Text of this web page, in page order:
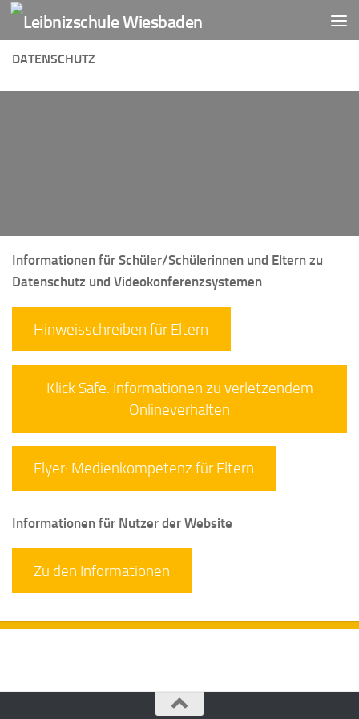
Zum Inhalt springen
DATENSCHUTZ
Informationen für Schüler/Schülerinnen und Eltern zu
Datenschutz und Videokonferenzsystemen
Hinweisschreiben für Eltern
Klick Safe: Informationen zu verletzendem
Onlineverhalten
Flyer: Medienkompetenz für Eltern
Informationen für Nutzer der Website
Zu den Informationen